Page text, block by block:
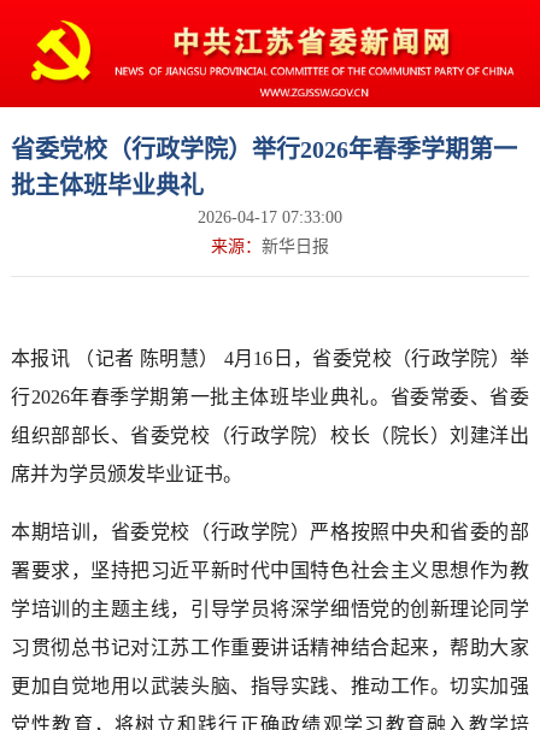
省委党校（行政学院）举行2026年春季学期第一
批主体班毕业典礼
2026-04-17 07:33:00
来源： 新华日报
本报讯 （记者 陈明慧） 4月16日，省委党校（行政学院）举
行2026年春季学期第一批主体班毕业典礼。省委常委、省委
组织部部长、省委党校（行政学院）校长（院长）刘建洋出
席并为学员颁发毕业证书。
本期培训，省委党校（行政学院）严格按照中央和省委的部
署要求，坚持把习近平新时代中国特色社会主义思想作为教
学培训的主题主线，引导学员将深学细悟党的创新理论同学
习贯彻总书记对江苏工作重要讲话精神结合起来，帮助大家
更加自觉地用以武装头脑、指导实践、推动工作。切实加强
党性教育，将树立和践行正确政绩观学习教育融入教学培